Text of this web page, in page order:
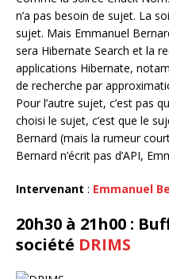
n’a pas besoin de sujet. La
sujet. Mais Emmanuel
sera Hibernate Search et la
applications Hibernate,
de recherche par
Pour l’autre sujet, c’est pas
choisi le sujet, c’est que le
Bernard (mais la rumeur
Bernard n’écrit pas d’API,
Intervenant : Emmanuel
20h30 à 21h00 :
société DRIMS